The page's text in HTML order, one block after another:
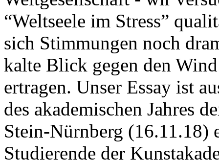
“Weltseele im Stress”
sich Stimmungen noch
kalte Blick gegen den
ertragen. Unser Essay ist
des akademischen Jahres
Stein-Nürnberg (16.11.18)
Studierende der